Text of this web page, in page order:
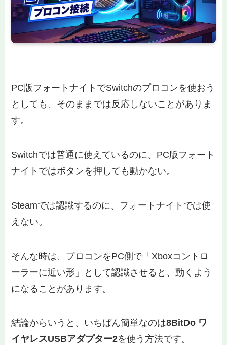
PC版フォートナイトでSwitchのプロコンを使おう
としても、そのままでは反応しないことがありま
す。
Switchでは普通に使えているのに、PC版フォート
ナイトではボタンを押しても動かない。
Steamでは認識するのに、フォートナイトでは使
えない。
そんな時は、プロコンをPC側で「Xboxコントロ
ーラーに近い形」として認識させると、動くよう
になることがあります。
結論からいうと、いちばん簡単なのは8BitDo ワ
イヤレスUSBアダプター2を使う方法です。